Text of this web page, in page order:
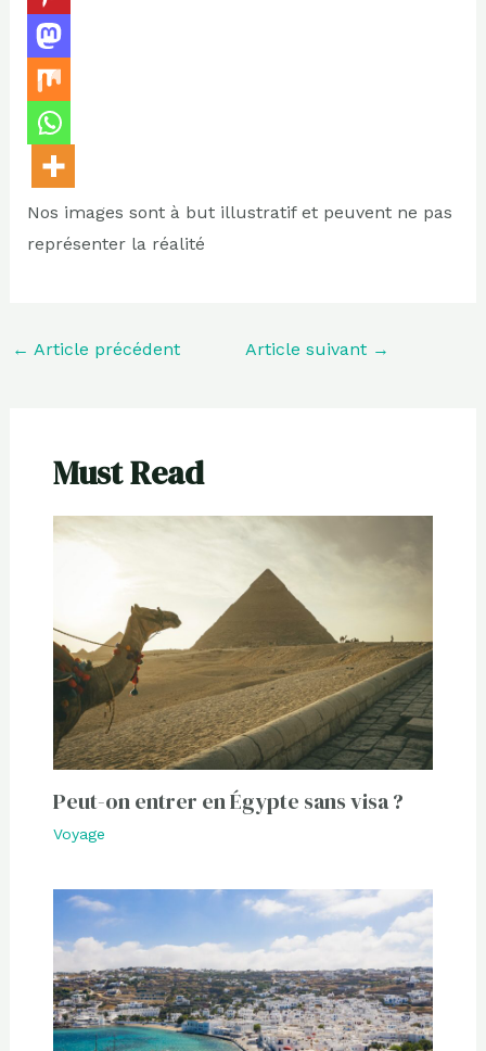
Nos images sont à but illustratif et peuvent ne pas
représenter la réalité
← Article précédent Article suivant →
Must Read
Peut-on entrer en Égypte sans visa ?
Voyage